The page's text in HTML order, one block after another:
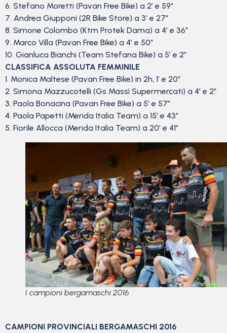
6. Stefano Moretti (Pavan Free Bike) a 2′ e 59”
7. Andrea Giupponi (2R Bike Store) a 3′ e 27”
8. Simone Colombo (Ktm Protek Dama) a 4′ e 36”
9. Marco Villa (Pavan Free Bike) a 4′ e 50”
10. Gianluca Bianchi (Team Stefana Bike) a 5′ e 2”
CLASSIFICA ASSOLUTA FEMMINILE
1. Monica Maltese (Pavan Free Bike) in 2h, 1′ e 20”
2. Simona Mazzucotelli (Gs Massì Supermercati) a 4′ e 2”
3. Paola Bonacina (Pavan Free Bike) a 5′ e 57”
4. Paola Papetti (Merida Italia Team) a 15′ e 43”
5. Fiorile Allocca (Merida Italia Team) a 20′ e 41”
I campioni bergamaschi 2016
CAMPIONI PROVINCIALI BERGAMASCHI 2016